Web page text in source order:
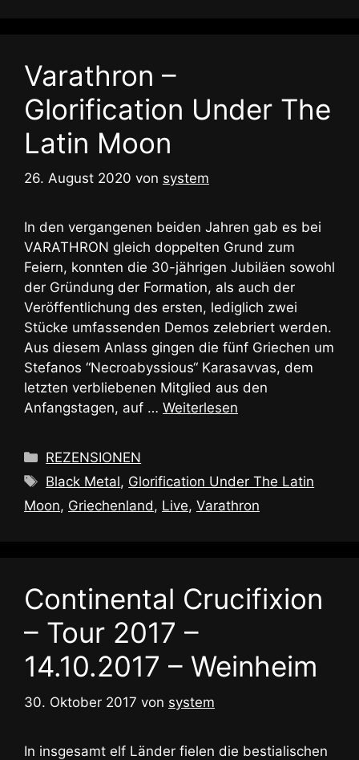
Varathron –
Glorification Under The
Latin Moon
26. August 2020 von system
In den vergangenen beiden Jahren gab es bei
VARATHRON gleich doppelten Grund zum
Feiern, konnten die 30-jährigen Jubiläen sowohl
der Gründung der Formation, als auch der
Veröffentlichung des ersten, lediglich zwei
Stücke umfassenden Demos zelebriert werden.
Aus diesem Anlass gingen die fünf Griechen um
Stefanos “Necroabyssious“ Karasavvas, dem
letzten verbliebenen Mitglied aus den
Anfangstagen, auf … Weiterlesen
Kategorien
REZENSIONEN
Schlagwörter
Black Metal, Glorification Under The Latin
Moon, Griechenland, Live, Varathron
Continental Crucifixion
– Tour 2017 –
14.10.2017 – Weinheim
30. Oktober 2017 von system
In insgesamt elf Länder fielen die bestialischen